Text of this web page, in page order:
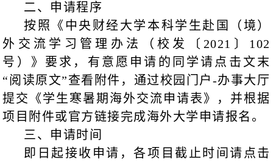
二、申请程序
按照《中央财经大学本科学生赴国（境）
外交流学习管理办法（校发〔2021〕102
号）》要求，有意愿申请的同学请点击文末
“阅读原文”查看附件，通过校园门户-办事大厅
提交《学生寒暑期海外交流申请表》，并根据
项目附件或官方链接完成海外大学申请报名。
三、申请时间
即日起接收申请，各项目截止时间请点击